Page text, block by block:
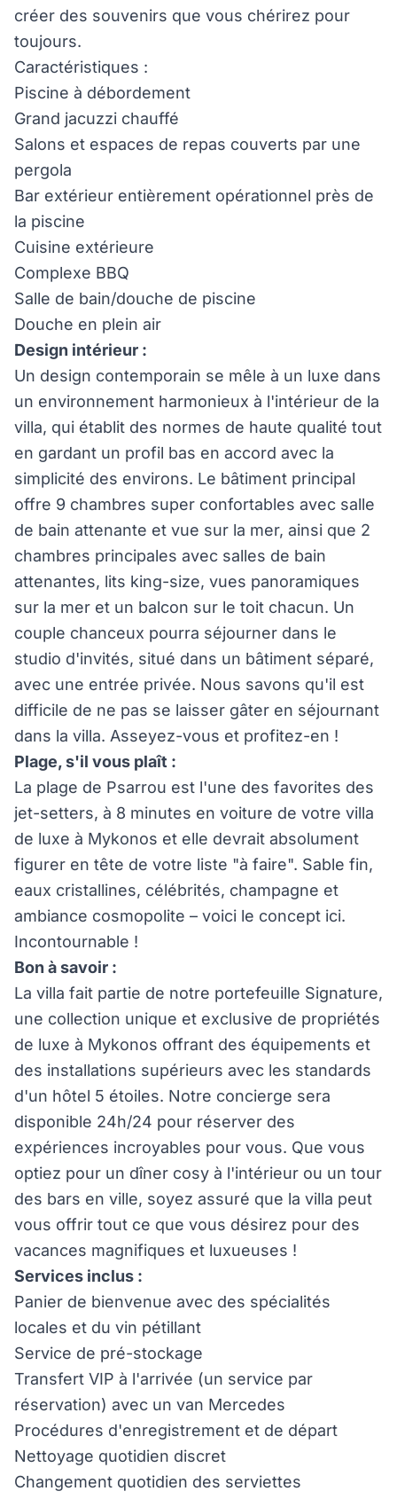
créer des souvenirs que vous chérirez pour
toujours.
Caractéristiques :
Piscine à débordement
Grand jacuzzi chauffé
Salons et espaces de repas couverts par une
pergola
Bar extérieur entièrement opérationnel près de
la piscine
Cuisine extérieure
Complexe BBQ
Salle de bain/douche de piscine
Douche en plein air
Design intérieur :
Un design contemporain se mêle à un luxe dans
un environnement harmonieux à l'intérieur de la
villa, qui établit des normes de haute qualité tout
en gardant un profil bas en accord avec la
simplicité des environs. Le bâtiment principal
offre 9 chambres super confortables avec salle
de bain attenante et vue sur la mer, ainsi que 2
chambres principales avec salles de bain
attenantes, lits king-size, vues panoramiques
sur la mer et un balcon sur le toit chacun. Un
couple chanceux pourra séjourner dans le
studio d'invités, situé dans un bâtiment séparé,
avec une entrée privée. Nous savons qu'il est
difficile de ne pas se laisser gâter en séjournant
dans la villa. Asseyez-vous et profitez-en !
Plage, s'il vous plaît :
La plage de Psarrou est l'une des favorites des
jet-setters, à 8 minutes en voiture de votre villa
de luxe à Mykonos et elle devrait absolument
figurer en tête de votre liste "à faire". Sable fin,
eaux cristallines, célébrités, champagne et
ambiance cosmopolite – voici le concept ici.
Incontournable !
Bon à savoir :
La villa fait partie de notre portefeuille Signature,
une collection unique et exclusive de propriétés
de luxe à Mykonos offrant des équipements et
des installations supérieurs avec les standards
d'un hôtel 5 étoiles. Notre concierge sera
disponible 24h/24 pour réserver des
expériences incroyables pour vous. Que vous
optiez pour un dîner cosy à l'intérieur ou un tour
des bars en ville, soyez assuré que la villa peut
vous offrir tout ce que vous désirez pour des
vacances magnifiques et luxueuses !
Services inclus :
Panier de bienvenue avec des spécialités
locales et du vin pétillant
Service de pré-stockage
Transfert VIP à l'arrivée (un service par
réservation) avec un van Mercedes
Procédures d'enregistrement et de départ
Nettoyage quotidien discret
Changement quotidien des serviettes